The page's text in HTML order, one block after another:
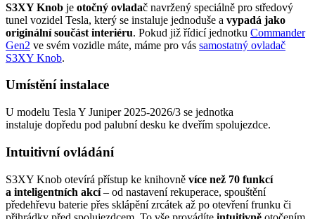
S3XY Knob je otočný ovladač navržený speciálně pro středový
tunel vozidel Tesla, který se instaluje jednoduše a vypadá jako
originální součást interiéru. Pokud již řídicí jednotku Commander
Gen2 ve svém vozidle máte, máme pro vás samostatný ovladač
S3XY Knob.
Umístění instalace
U modelu Tesla Y Juniper 2025-2026/3 se jednotka
instaluje dopředu pod palubní desku ke dveřím spolujezdce.
Intuitivní ovládání
S3XY Knob otevírá přístup ke knihovně více než 70 funkcí
a inteligentních akcí– od nastavení rekuperace, spouštění
předehřevu baterie přes sklápění zrcátek až po otevření frunku či